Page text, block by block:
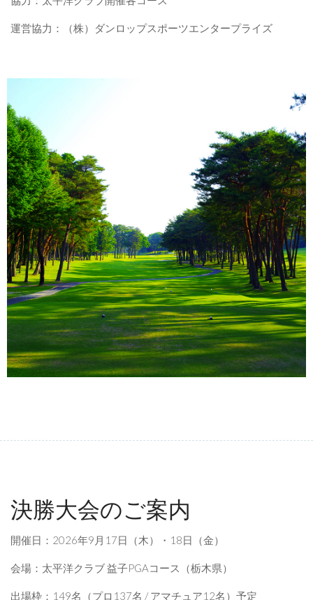
運営協力：（株）ダンロップスポーツエンタープライズ
決勝大会のご案内
開催日：2026年9月17日（木）・18日（金）
会場：太平洋クラブ 益子PGAコース（栃木県）
出場枠：149名（プロ137名 / アマチュア12名）予定